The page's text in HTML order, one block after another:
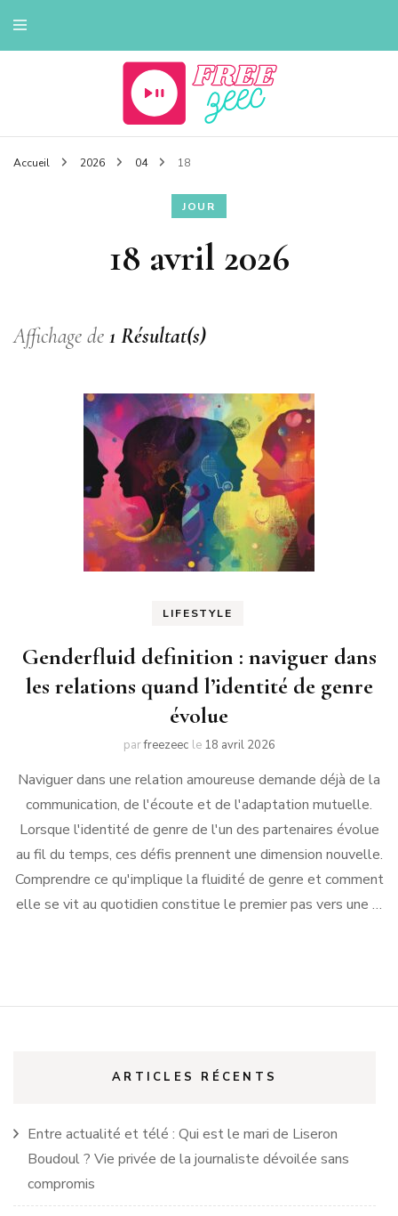
Freezeec
Accueil 2026 04 18
JOUR
18 avril 2026
Affichage de 1 Résultat(s)
LIFESTYLE
Genderfluid definition : naviguer dans
les relations quand l’identité de genre
évolue
parfreezeec le 18 avril 2026
Naviguer dans une relation amoureuse demande déjà de la
communication, de l'écoute et de l'adaptation mutuelle.
Lorsque l'identité de genre de l'un des partenaires évolue
au fil du temps, ces défis prennent une dimension nouvelle.
Comprendre ce qu'implique la fluidité de genre et comment
elle se vit au quotidien constitue le premier pas vers une …
ARTICLES RÉCENTS
Entre actualité et télé : Qui est le mari de Liseron
Boudoul ? Vie privée de la journaliste dévoilée sans
compromis